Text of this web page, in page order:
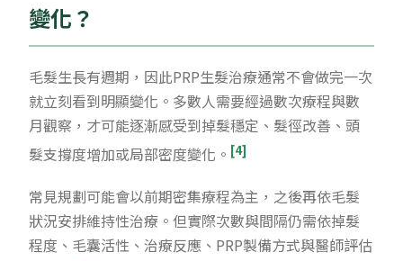
變化？
毛髮生長有週期，因此PRP生髮治療通常不會做完一次
就立刻看到明顯變化。多數人需要經過數次療程與數
月觀察，才可能逐漸感受到掉髮穩定、髮徑改善、頭
髮支撐度增加或局部密度變化。 [4]
常見規劃可能會以前期密集療程為主，之後再依毛髮
狀況安排維持性治療。但實際次數與間隔仍需依掉髮
程度、毛囊活性、治療反應、PRP製備方式與醫師評估